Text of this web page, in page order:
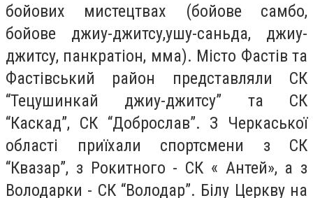
бойових мистецтвах (бойове самбо,
бойове джиу-джитсу,ушу-саньда, джиу-
джитсу, панкратіон, мма). Місто Фастів та
Фастівський район представляли СК
“Тецушинкай джиу-джитсу” та СК
“Каскад”, СК “Доброслав”. З Черкаської
області приїхали спортсмени з СК
“Квазар”, з Рокитного - СК « Антей», а з
Володарки - СК “Володар”. Білу Церкву на